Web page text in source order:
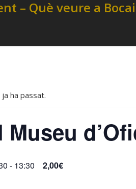
ha passat.
Museu
- 13:30 2,00€